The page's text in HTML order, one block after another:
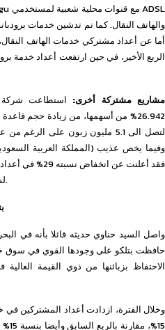
والهاتف النقال. كما تم تدشين خدمات
مشاريع مشتركة أخرى: استطاعت شركة
لتصل الى 5.1 مليون زبون على
لشدة المنافسة في سوق خدمات برودباند.
واصل السيد حناوي حديثه قائلا بأنه في
حافظت بتلكو على وجودها القوي في سوق
الاحتفاظ بزبائنها من ذوي القيمة